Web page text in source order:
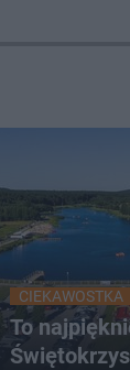
CIEKAWOSTKA
To